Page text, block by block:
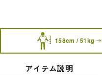
158cm / 51kg
アイテム説明